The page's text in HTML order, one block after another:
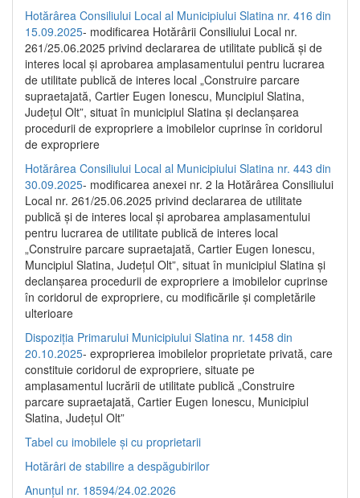
Hotărârea Consiliului Local al Municipiului Slatina nr. 416 din
15.09.2025- modificarea Hotărârii Consiliului Local nr.
261/25.06.2025 privind declararea de utilitate publică și de
interes local și aprobarea amplasamentului pentru lucrarea
de utilitate publică de interes local „Construire parcare
supraetajată, Cartier Eugen Ionescu, Muncipiul Slatina,
Județul Olt”, situat în municipiul Slatina și declanșarea
procedurii de expropriere a imobilelor cuprinse în coridorul
de expropriere
Hotărârea Consiliului Local al Municipiului Slatina nr. 443 din
30.09.2025- modificarea anexei nr. 2 la Hotărârea Consiliului
Local nr. 261/25.06.2025 privind declararea de utilitate
publică şi de interes local şi aprobarea amplasamentului
pentru lucrarea de utilitate publică de interes local
„Construire parcare supraetajată, Cartier Eugen Ionescu,
Muncipiul Slatina, Judeţul Olt”, situat în municipiul Slatina şi
declanşarea procedurii de expropriere a imobilelor cuprinse
în coridorul de expropriere, cu modificările şi completările
ulterioare
Dispoziția Primarului Municipiului Slatina nr. 1458 din
20.10.2025- exproprierea imobilelor proprietate privată, care
constituie coridorul de expropriere, situate pe
amplasamentul lucrării de utilitate publică „Construire
parcare supraetajată, Cartier Eugen Ionescu, Municipiul
Slatina, Județul Olt”
Tabel cu imobilele și cu proprietarii
Hotărâri de stabilire a despăgubirilor
Anunțul nr. 18594/24.02.2026